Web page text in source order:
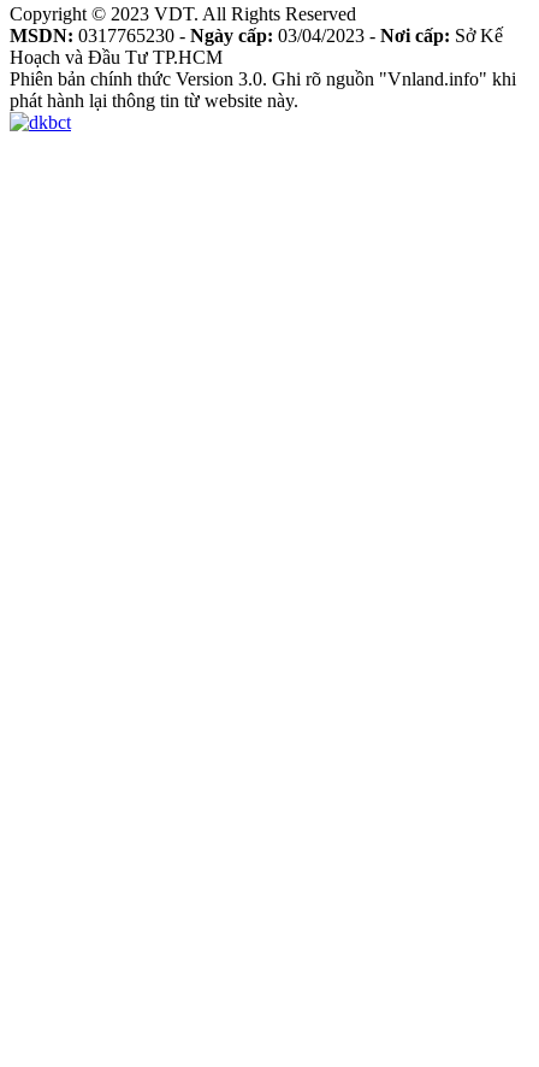
Copyright © 2023 VDT. All Rights Reserved
MSDN: 0317765230 - Ngày cấp: 03/04/2023 - Nơi cấp: Sở Kế
Hoạch và Đầu Tư TP.HCM
Phiên bản chính thức Version 3.0. Ghi rõ nguồn "Vnland.info" khi
phát hành lại thông tin từ website này.